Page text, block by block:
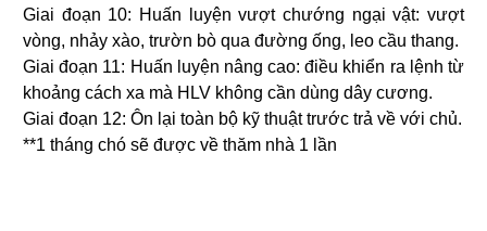
Giai đoạn 10: Huấn luyện vượt chướng ngại vật: vượt
vòng, nhảy xào, trườn bò qua đường ống, leo cầu thang.
Giai đoạn 11: Huấn luyện nâng cao: điều khiển ra lệnh từ
khoảng cách xa mà HLV không cần dùng dây cương.
Giai đoạn 12: Ôn lại toàn bộ kỹ thuật trước trả về với chủ.
**1 tháng chó sẽ được về thăm nhà 1 lần